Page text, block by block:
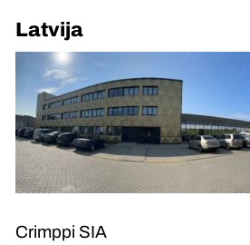
Latvija
Crimppi SIA